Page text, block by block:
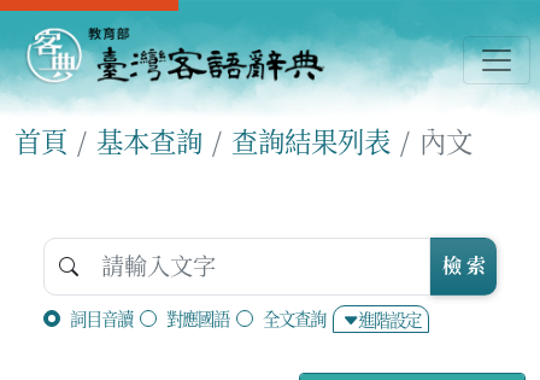
首頁 基本查詢 查詢結果列表 內文
詞目音讀 對應國語 全文查詢 進階設定
檢 索